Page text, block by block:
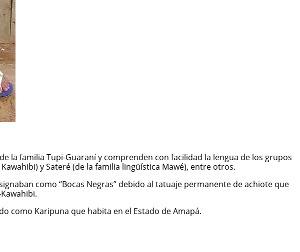
la familia Tupi-Guaraní y comprenden con facilidad la lengua de los grupos
y Sateré (de la familia lingüística Mawé), entre otros.
como “Bocas Negras” debido al tatuaje permanente de achiote que
como Karipuna que habita en el Estado de Amapá.